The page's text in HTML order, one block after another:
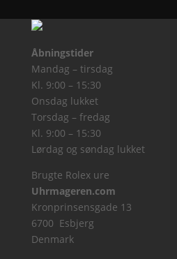
Åbningstider
Mandag – tirsdag
Kl. 9:00 – 15:30
Onsdag lukket
Torsdag – fredag
Kl. 9:00 – 15:30
Lørdag og søndag lukket
Brugte Rolex ure
Uhrmageren.com
Kronprinsensgade 13
6700 Esbjerg
Denmark